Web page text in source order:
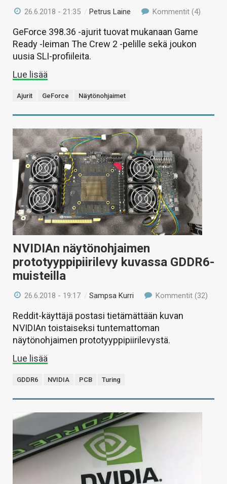
26.6.2018 - 21:35 /Petrus Laine Kommentit (4)
GeForce 398.36 -ajurit tuovat mukanaan Game
Ready -leiman The Crew 2 -pelille sekä joukon
uusia SLI-profiileita.
Lue lisää
Ajurit GeForce Näytönohjaimet
NVIDIAn näytönohjaimen
prototyyppipiirilevy kuvassa GDDR6-
muisteilla
26.6.2018 - 19:17 /Sampsa Kurri Kommentit (32)
Reddit-käyttäjä postasi tietämättään kuvan
NVIDIAn toistaiseksi tuntemattoman
näytönohjaimen prototyyppipiirilevystä.
Lue lisää
GDDR6 NVIDIA PCB Turing